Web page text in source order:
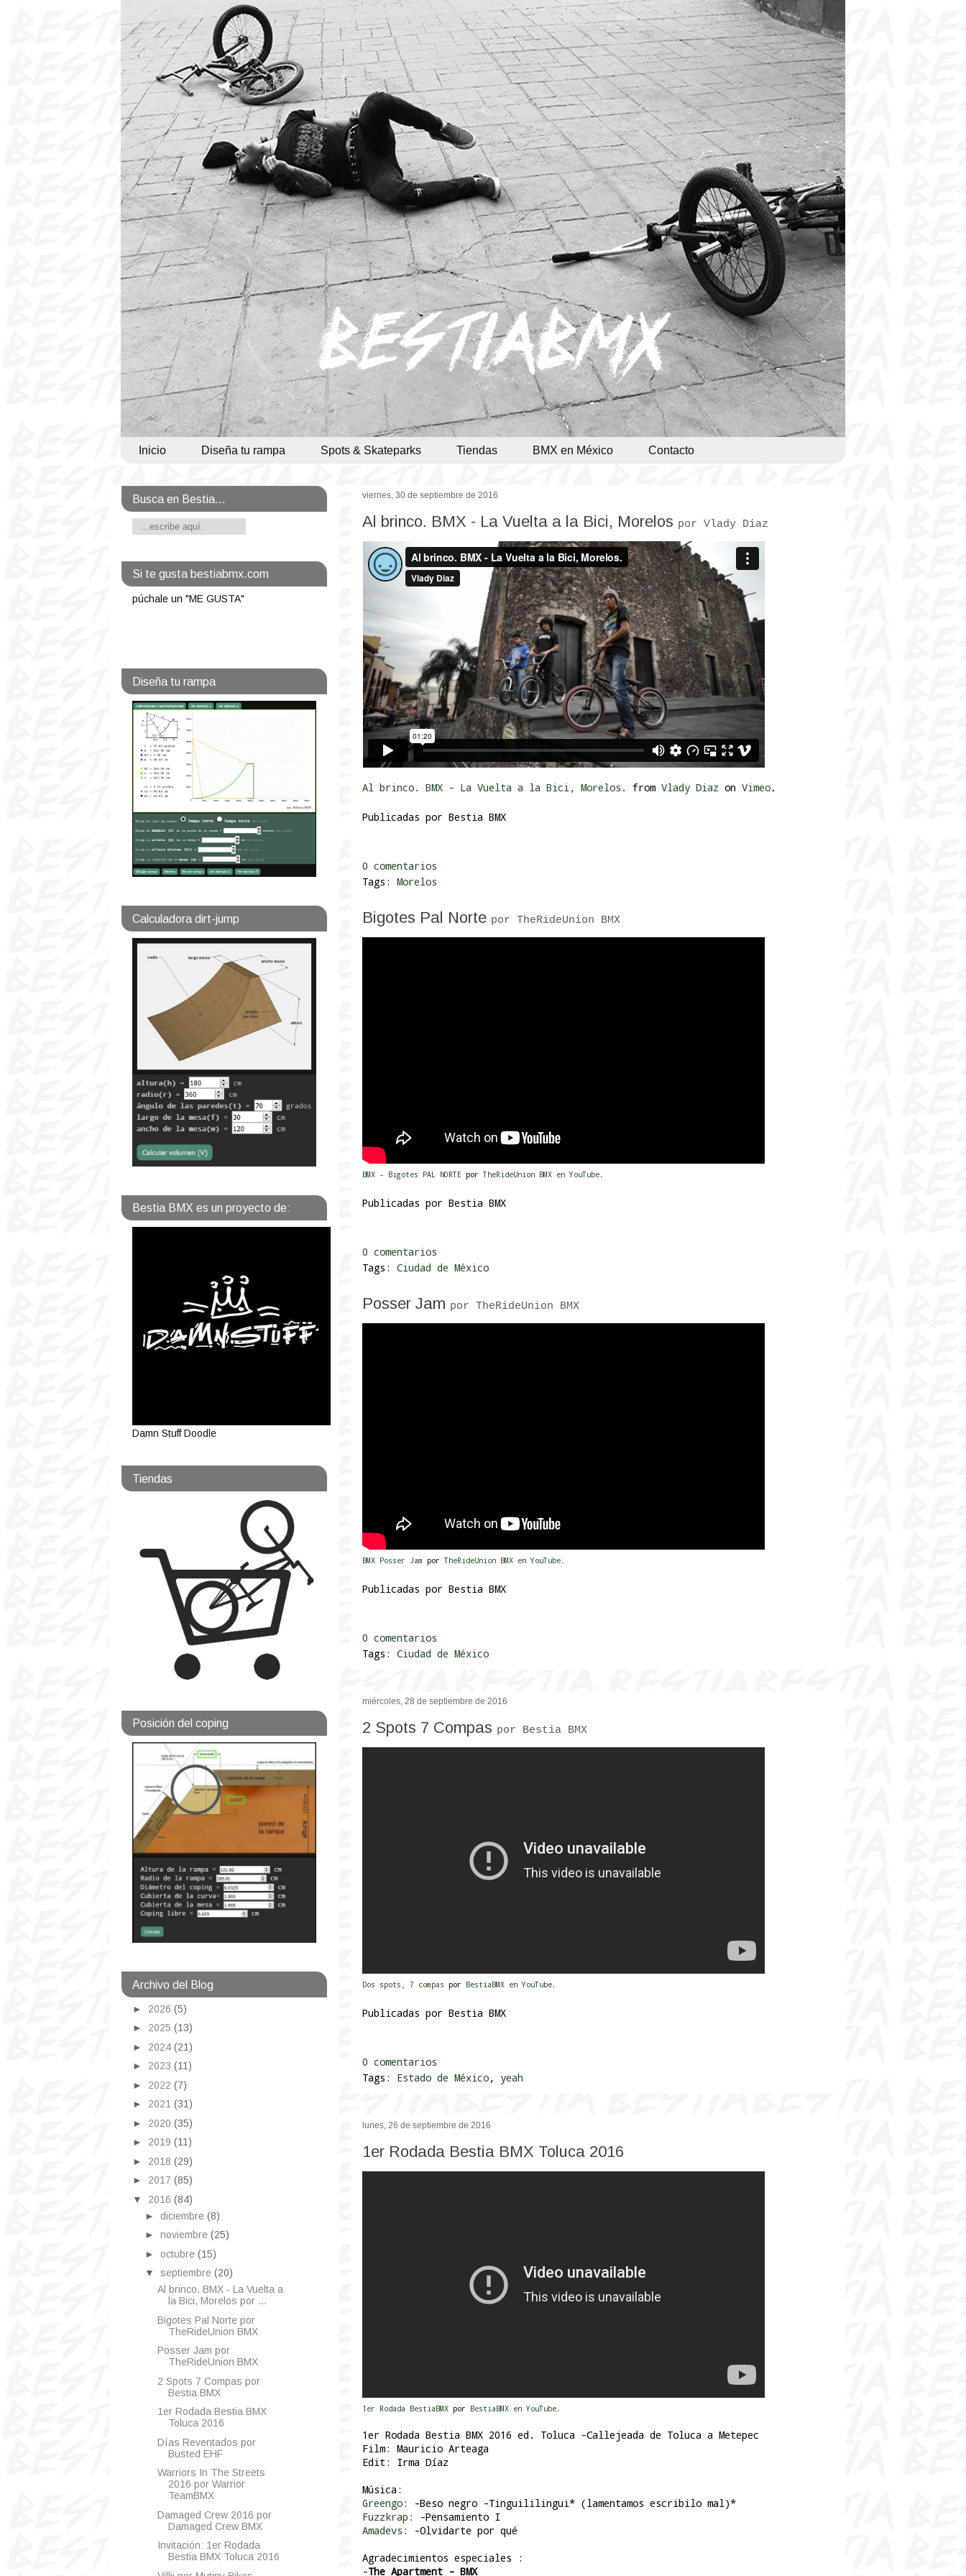
Inicio Diseña tu rampa Spots & Skateparks Tiendas BMX en México Contacto
viernes, 30 de septiembre de 2016
Al brinco. BMX - La Vuelta a la Bici, Morelos por Vlady Diaz
Al brinco. BMX - La Vuelta a la Bici, Morelos. from Vlady Diaz on Vimeo.
Publicadas por Bestia BMX
0 comentarios
Tags: Morelos
Bigotes Pal Norte por TheRideUnion BMX
BMX - Bigotes PAL NORTE por TheRideUnion BMX en YouTube.
Publicadas por Bestia BMX
0 comentarios
Tags: Ciudad de México
Posser Jam por TheRideUnion BMX
BMX Posser Jam por TheRideUnion BMX en YouTube.
Publicadas por Bestia BMX
0 comentarios
Tags: Ciudad de México
miércoles, 28 de septiembre de 2016
2 Spots 7 Compas por Bestia BMX
Dos spots, 7 compas por BestiaBMX en YouTube.
Publicadas por Bestia BMX
0 comentarios
Tags: Estado de México, yeah
lunes, 26 de septiembre de 2016
1er Rodada Bestia BMX Toluca 2016
1er Rodada BestiaBMX por BestiaBMX en YouTube.
1er Rodada Bestia BMX 2016 ed. Toluca -Callejeada de Toluca a Metepec
Film: Mauricio Arteaga
Edit: Irma Díaz
Música:
Greengo: -Beso negro -Tinguililingui* (lamentamos escribilo mal)*
Fuzzkrap : -Pensamiento I
Amadevs : -Olvidarte por qué
Agradecimientos especiales :
-The Apartment - BMX
Busca en Bestia...
Si te gusta bestiabmx.com
púchale un "ME GUSTA"
Diseña tu rampa
Calculadora dirt-jump
Bestia BMX es un proyecto de:
Damn Stuff Doodle
Tiendas
Posición del coping
Archivo del Blog
► 2026 (5)
► 2025 (13)
► 2024 (21)
► 2023 (11)
► 2022 (7)
► 2021 (31)
► 2020 (35)
► 2019 (11)
► 2018 (29)
► 2017 (85)
▼ 2016 (84)
► diciembre (8)
► noviembre (25)
► octubre (15)
▼ septiembre (20)
Al brinco. BMX - La Vuelta a
la Bici, Morelos por ...
Bigotes Pal Norte por
TheRideUnion BMX
Posser Jam por
TheRideUnion BMX
2 Spots 7 Compas por
Bestia BMX
1er Rodada Bestia BMX
Toluca 2016
Días Reventados por
Busted EHF
Warriors In The Streets
2016 por Warrior
TeamBMX
Damaged Crew 2016 por
Damaged Crew BMX
Invitación: 1er Rodada
Bestia BMX Toluca 2016